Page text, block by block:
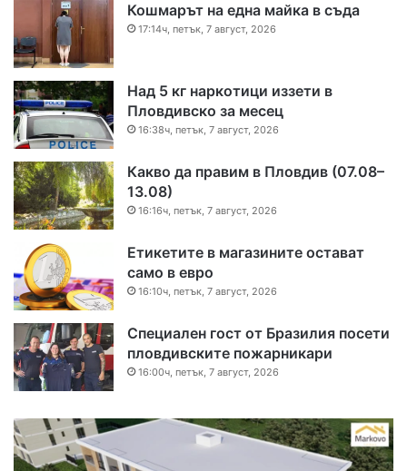
Кошмарът на една майка в съда
17:14ч, петък, 7 август, 2026
Над 5 кг наркотици иззети в
Пловдивско за месец
16:38ч, петък, 7 август, 2026
Какво да правим в Пловдив (07.08–
13.08)
16:16ч, петък, 7 август, 2026
Етикетите в магазините остават
само в евро
16:10ч, петък, 7 август, 2026
Специален гост от Бразилия посети
пловдивските пожарникари
16:00ч, петък, 7 август, 2026